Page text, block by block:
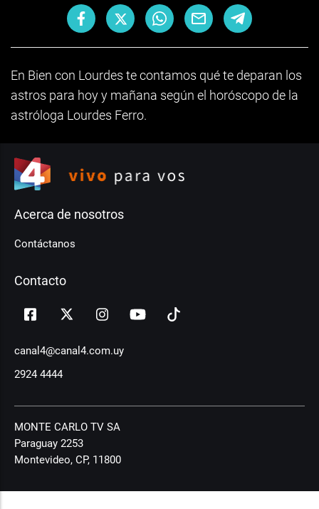
En Bien con Lourdes te contamos qué te deparan los
astros para hoy y mañana según el horóscopo de la
astróloga Lourdes Ferro.
Acerca de nosotros
Contáctanos
Contacto
canal4@canal4.com.uy
2924 4444
MONTE CARLO TV SA
Paraguay 2253
Montevideo, CP, 11800